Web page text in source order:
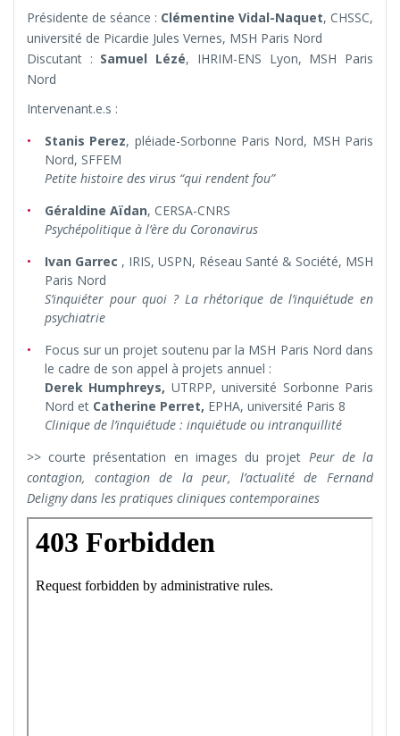
Présidente de séance : Clémentine Vidal-Naquet, CHSSC,
université de Picardie Jules Vernes, MSH Paris Nord
Discutant : Samuel Lézé, IHRIM-ENS Lyon, MSH Paris
Nord
Intervenant.e.s :
Stanis Perez, pléiade-Sorbonne Paris Nord, MSH Paris
Nord, SFFEM
Petite histoire des virus “qui rendent fou”
Géraldine Aïdan, CERSA-CNRS
Psychépolitique à l’ère du Coronavirus
Ivan Garrec , IRIS, USPN, Réseau Santé & Société, MSH
Paris Nord
S’inquiéter pour quoi ? La rhétorique de l’inquiétude en
psychiatrie
Focus sur un projet soutenu par la MSH Paris Nord dans
le cadre de son appel à projets annuel :
Derek Humphreys, UTRPP, université Sorbonne Paris
Nord et Catherine Perret, EPHA, université Paris 8
Clinique de l’inquiétude : inquiétude ou intranquillité
>> courte présentation en images du projet Peur de la
contagion, contagion de la peur, l’actualité de Fernand
Deligny dans les pratiques cliniques contemporaines